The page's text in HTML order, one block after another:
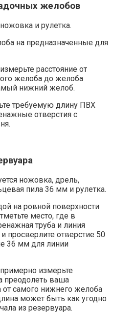
желобов
и рулетка.
на предназначенные для
расстояние от
желоба до желоба
нижний желоб.
требуемую длину ПВХ
отверстия с
ножовка, дрель,
пила 36 мм и рулетка.
на ровной поверхности
место, где в
труба и линия
просверлите отверстие 50
36 мм для линии
измерьте
преодолеть ваша
от самого нижнего желоба
может быть как угодно
из резервуара.